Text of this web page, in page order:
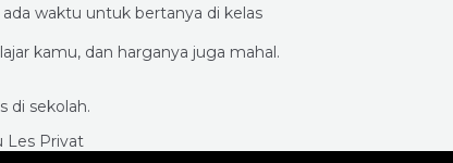
waktu untuk bertanya di kelas
kamu, dan harganya juga mahal.
di sekolah.